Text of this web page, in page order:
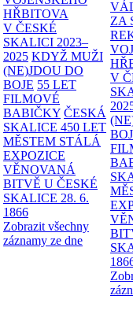
HŘBITOVA
V ČESKÉ
SKALICI 2023–
2025 KDYŽ MUŽI
(NE)JDOU DO
BOJE 55 LET
FILMOVÉ
BABIČKY ČESKÁ
SKALICE 450 LET
MĚSTEM STÁLÁ
EXPOZICE
VĚNOVANÁ
BITVĚ U ČESKÉ
SKALICE 28. 6.
1866
Zobrazit všechny
záznamy ze dne
ZA
V